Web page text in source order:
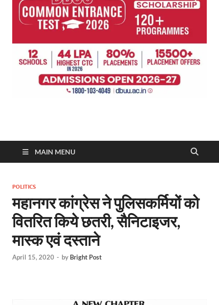
MAIN MENU
POLITICS
महानगर कांग्रेस ने पुलिसकर्मियों को
वितरित किये छतरी, सैनिटाइजर,
मास्क एवं दस्ताने
April 15, 2020 - by Bright Post